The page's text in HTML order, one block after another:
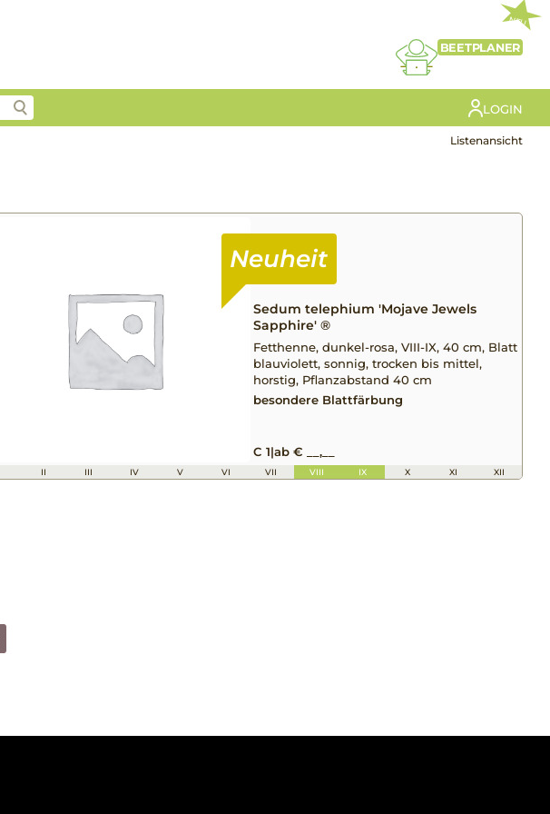
NEU
BEETPLANER
LOGIN
Listenansicht
Sedum telephium 'Mojave Jewels
Sapphire' ®
Fetthenne, dunkel-rosa, VIII-IX, 40 cm, Blatt
blauviolett, sonnig, trocken bis mittel,
horstig, Pflanzabstand 40 cm
besondere Blattfärbung
C 1|ab € __,__
II III IV V VI VII VIII IX X XI XII